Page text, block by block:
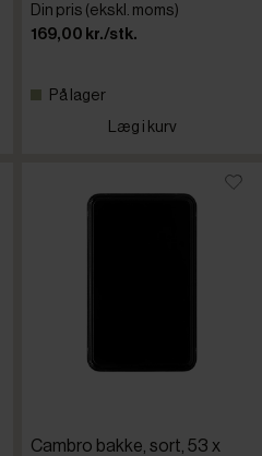
Din pris (ekskl. moms)
169,00 kr./stk.
På lager
Læg i kurv
Cambro bakke, sort, 53 x